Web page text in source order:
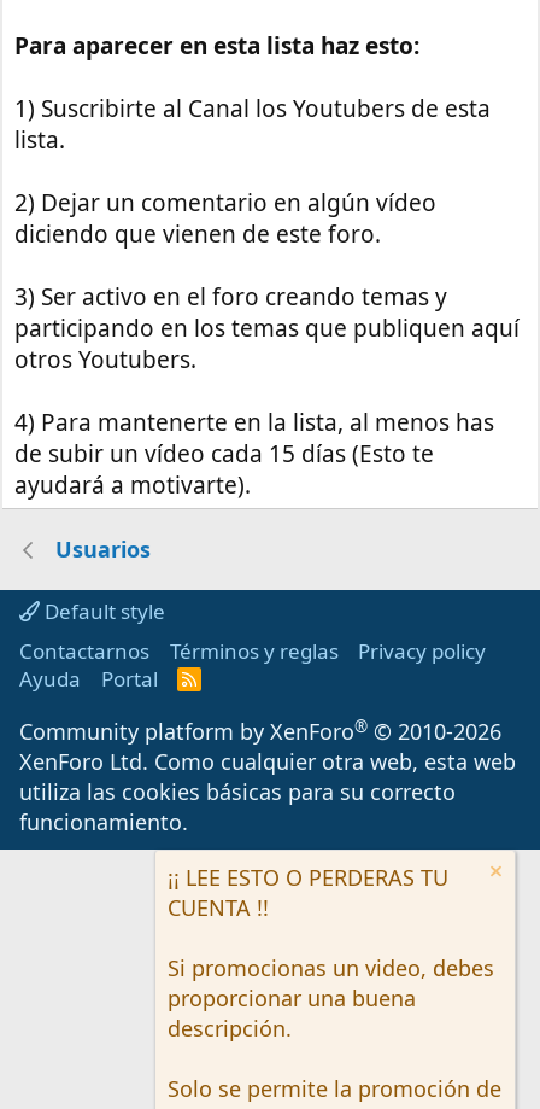
Para aparecer en esta lista haz esto:
1) Suscribirte al Canal los Youtubers de esta
lista.
2) Dejar un comentario en algún vídeo
diciendo que vienen de este foro.
3) Ser activo en el foro creando temas y
participando en los temas que publiquen aquí
otros Youtubers.
4) Para mantenerte en la lista, al menos has
de subir un vídeo cada 15 días (Esto te
ayudará a motivarte).
Usuarios
Default style
Contactarnos
Términos y reglas
Privacy policy
Ayuda
Portal
R
S
Community platform by XenForo® © 2010-2026
XenForo Ltd. Como cualquier otra web, esta web
utiliza las cookies básicas para su correcto
funcionamiento.
¡¡ LEE ESTO O PERDERAS TU
CUENTA !!
Si promocionas un video, debes
proporcionar una buena
descripción.
Solo se permite la promoción de